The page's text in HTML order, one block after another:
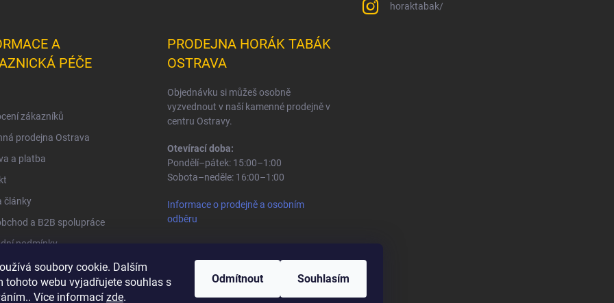
soubory cookie. Dalším
tohoto webu vyjadřujete souhlas s
Více informací zde.
Odmítnout Souhlasím
horaktabak/
A
PÉČE
zákazníků
prodejna Ostrava
a platba
články
a B2B spolupráce
podmínky
osobních údajů
PRODEJNA HORÁK TABÁK
OSTRAVA
Objednávku si můžeš osobně
vyzvednout v naší kamenné prodejně v
centru Ostravy.
Otevírací doba:
Pondělí–pátek: 15:00–1:00
Sobota–neděle: 16:00–1:00
Informace o prodejně a osobním
odběru